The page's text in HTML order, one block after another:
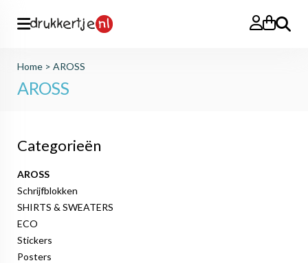
Zoeken
Home > AROSS
AROSS
Categorieën
AROSS
Schrijfblokken
SHIRTS & SWEATERS
ECO
Stickers
Posters